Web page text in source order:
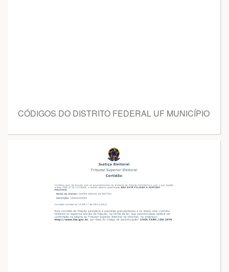
CÓDIGOS DO DISTRITO FEDERAL UF MUNICÍPIO